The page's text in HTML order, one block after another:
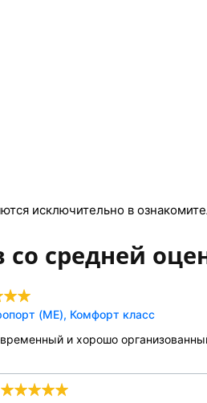
исключительно в
со средней
(ME), Комфорт класс
и хорошо